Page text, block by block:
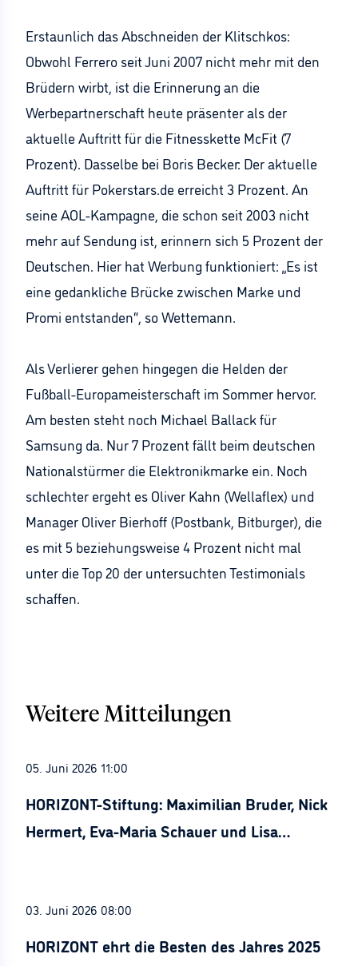
Erstaunlich das Abschneiden der Klitschkos:
Obwohl Ferrero seit Juni 2007 nicht mehr mit den
Brüdern wirbt, ist die Erinnerung an die
Werbepartnerschaft heute präsenter als der
aktuelle Auftritt für die Fitnesskette McFit (7
Prozent). Dasselbe bei Boris Becker: Der aktuelle
Auftritt für Pokerstars.de erreicht 3 Prozent. An
seine AOL-Kampagne, die schon seit 2003 nicht
mehr auf Sendung ist, erinnern sich 5 Prozent der
Deutschen. Hier hat Werbung funktioniert: „Es ist
eine gedankliche Brücke zwischen Marke und
Promi entstanden“, so Wettemann.
Als Verlierer gehen hingegen die Helden der
Fußball-Europameisterschaft im Sommer hervor.
Am besten steht noch Michael Ballack für
Samsung da. Nur 7 Prozent fällt beim deutschen
Nationalstürmer die Elektronikmarke ein. Noch
schlechter ergeht es Oliver Kahn (Wellaflex) und
Manager Oliver Bierhoff (Postbank, Bitburger), die
es mit 5 beziehungsweise 4 Prozent nicht mal
unter die Top 20 der untersuchten Testimonials
schaffen.
Weitere Mitteilungen
05. Juni 2026 11:00
HORIZONT-Stiftung: Maximilian Bruder, Nick
Hermert, Eva-Maria Schauer und Lisa
03. Juni 2026 08:00
HORIZONT ehrt die Besten des Jahres 2025